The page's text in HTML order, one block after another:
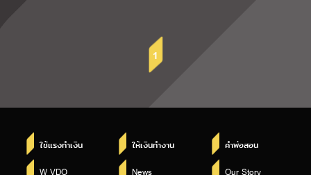
1
ใช้แรงทำเงิน ให้เงินทำงาน คำพ่อสอน
W VDO News Our Story